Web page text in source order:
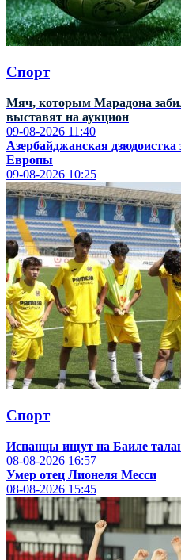
Спорт
Мяч, которым Марадона
выставят на аукцион
09-08-2026 11:40
Азербайджанская
Европы
09-08-2026 10:25
Спорт
Испанцы ищут на Баиле
08-08-2026 16:57
Умер отец Лионеля Месси
08-08-2026 15:45